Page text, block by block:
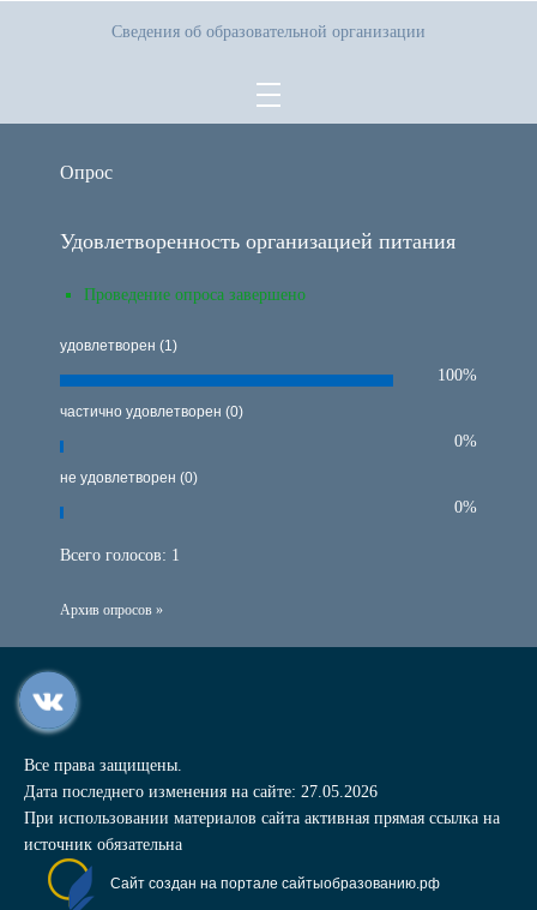
Сведения об образовательной организации
Опрос
Удовлетворенность организацией питания
Проведение опроса завершено
удовлетворен (1)
100%
частично удовлетворен (0)
0%
не удовлетворен (0)
0%
Всего голосов: 1
Архив опросов »
Все права защищены.
Дата последнего изменения на сайте: 27.05.2026
При использовании материалов сайта активная прямая ссылка на
источник обязательна
Сайт создан на портале сайтыобразованию.рф